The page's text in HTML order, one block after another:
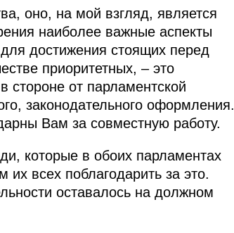
оно, на мой взгляд, является
наиболее важные аспекты
достижения стоящих перед
приоритетных, – это
стороне от парламентской
законодательного оформления.
Вам за совместную работу.
которые в обоих парламентах
всех поблагодарить за это.
оставалось на должном